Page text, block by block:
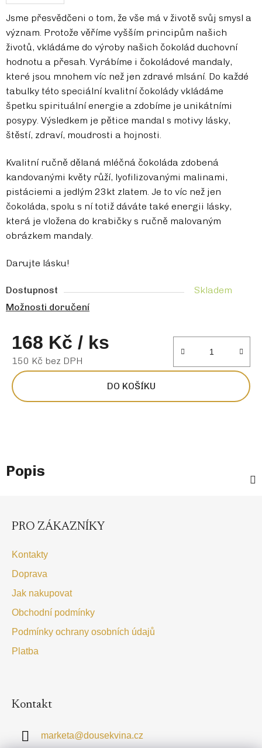
Jsme přesvědčeni o tom, že vše má v životě svůj smysl a
význam. Protože věříme vyšším principům našich
životů, vkládáme do výroby našich čokolád duchovní
hodnotu a přesah. Vyrábíme i čokoládové mandaly,
které jsou mnohem víc než jen zdravé mlsání. Do každé
tabulky této speciální kvalitní čokolády vkládáme
špetku spirituální energie a zdobíme je unikátními
posypy. Výsledkem je pětice mandal s motivy lásky,
štěstí, zdraví, moudrosti a hojnosti.
Kvalitní ručně dělaná mléčná čokoláda zdobená
kandovanými květy růží, lyofilizovanými malinami,
pistáciemi a jedlým 23kt zlatem. Je to víc než jen
čokoláda, spolu s ní totiž dáváte také energii lásky,
která je vložena do krabičky s ručně malovaným
obrázkem mandaly.
Darujte lásku!
Dostupnost
Skladem
Možnosti doručení
168 Kč / ks
150 Kč bez DPH
Měrná cena:
DO KOŠÍKU
Popis
PRO ZÁKAZNÍKY
Kontakty
Doprava
Jak nakupovat
Obchodní podmínky
Podmínky ochrany osobních údajů
Platba
Kontakt
marketa@dousekvina.cz